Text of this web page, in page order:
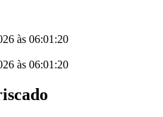
às 06:01:20
às 06:01:20